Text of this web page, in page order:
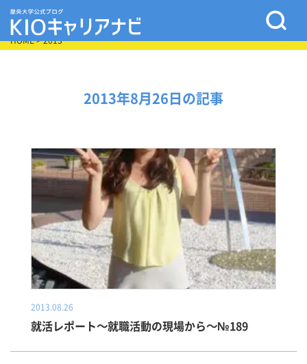
HOME> 2013
2013年8月26日の記事
2013.08.26
就活レポート～就職活動の現場から～№189